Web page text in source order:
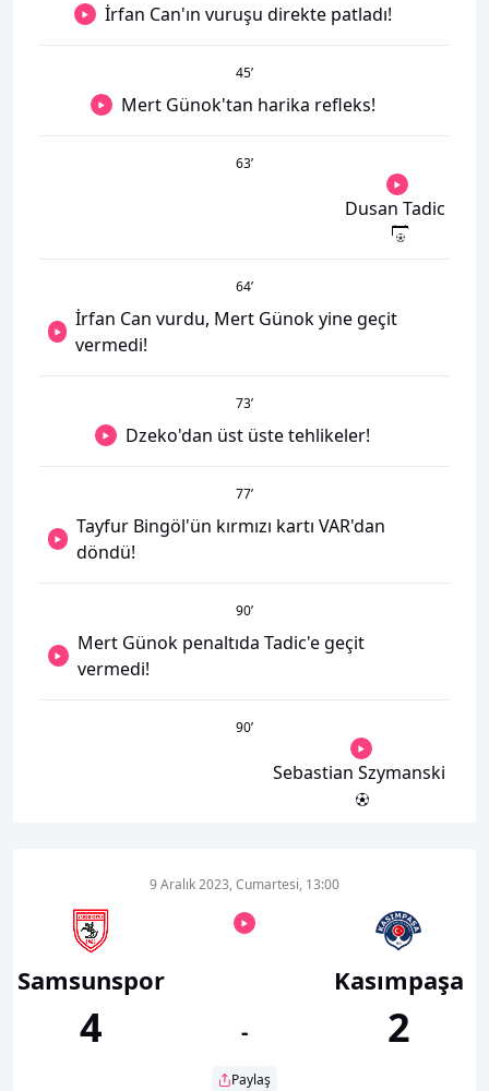
İrfan Can'ın vuruşu direkte patladı!
45’
Mert Günok'tan harika refleks!
63’
Dusan Tadic
64’
İrfan Can vurdu, Mert Günok yine geçit
vermedi!
73’
Dzeko'dan üst üste tehlikeler!
77’
Tayfur Bingöl'ün kırmızı kartı VAR'dan
döndü!
90’
Mert Günok penaltıda Tadic'e geçit
vermedi!
90’
Sebastian Szymanski
Samsunspor
4
9 Aralık 2023, Cumartesi, 13:00
-
Paylaş
Kasımpaşa
2